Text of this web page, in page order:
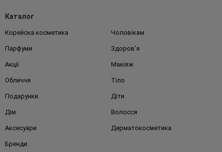
Каталог
Корейска косметика Чоловікам
Парфуми Здоров'я
Акції Макіяж
Обличчя Тіло
Подарунки Діти
Дім Волосся
Аксесуари Дерматокосметика
Бренди